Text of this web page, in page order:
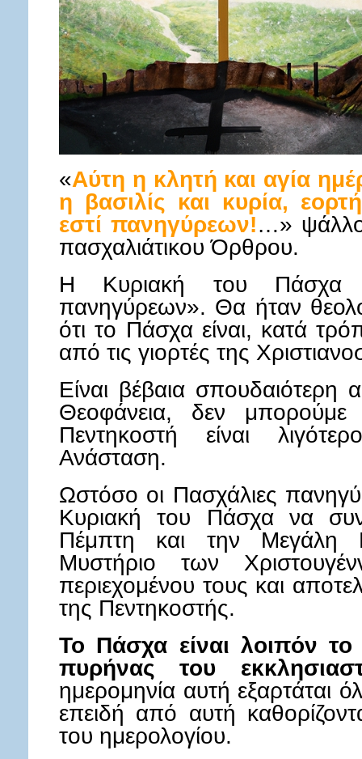
«Αύτη η κλητή και αγία
η βασιλίς και κυρία,
εστί πανηγύρεων!…»
πασχαλιάτικου Όρθρου.
Η Κυριακή του Πάσχα
πανηγύρεων». Θα ήταν
ότι το Πάσχα είναι, κατά
από τις γιορτές της
Είναι βέβαια
Θεοφάνεια, δεν
Πεντηκοστή είναι
Ανάσταση.
Ωστόσο οι Πασχάλιες
Κυριακή του Πάσχα να
Πέμπτη και την Μεγάλη
Μυστήριο των
περιεχομένου τους και
της Πεντηκοστής.
Το Πάσχα είναι λοιπόν
πυρήνας του
ημερομηνία αυτή εξαρτάται
επειδή από αυτή
του ημερολογίου.